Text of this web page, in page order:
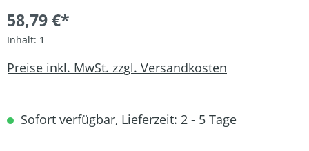
58,79 €*
Inhalt: 1
Preise inkl. MwSt. zzgl. Versandkosten
Sofort verfügbar, Lieferzeit: 2 - 5 Tage